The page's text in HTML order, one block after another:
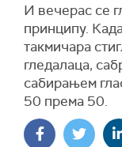
И вечерас се
принципу.
такмичара
гледалаца,
сабирањем
50 према 50.